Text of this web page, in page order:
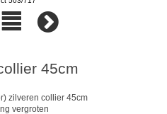
45cm
vergroten